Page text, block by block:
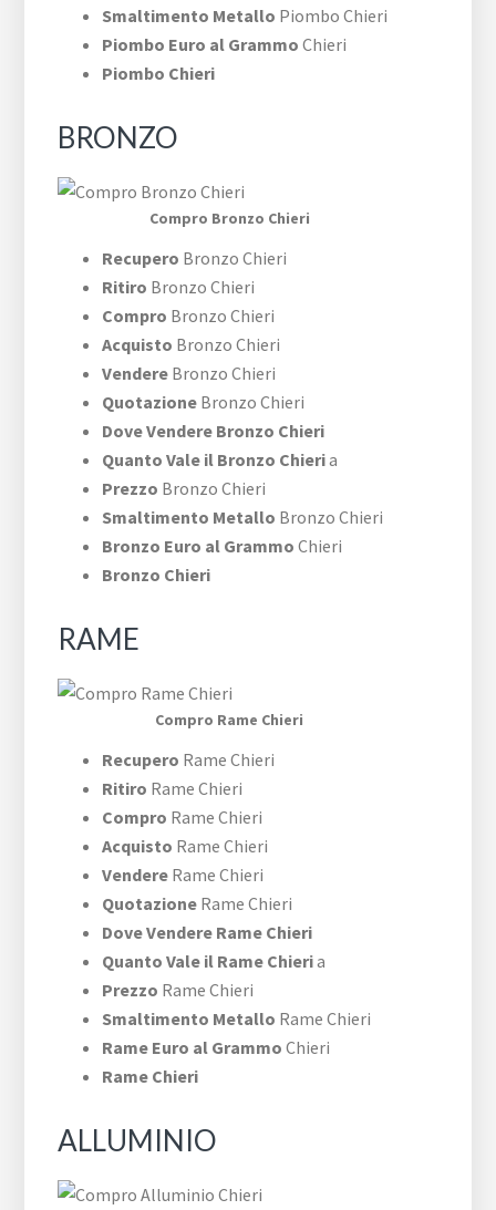
Smaltimento Metallo Piombo Chieri
Piombo Euro al Grammo Chieri
Piombo Chieri
BRONZO
Compro Bronzo Chieri
Recupero Bronzo Chieri
Ritiro Bronzo Chieri
Compro Bronzo Chieri
Acquisto Bronzo Chieri
Vendere Bronzo Chieri
Quotazione Bronzo Chieri
Dove Vendere Bronzo Chieri
Quanto Vale il Bronzo Chieria
Prezzo Bronzo Chieri
Smaltimento Metallo Bronzo Chieri
Bronzo Euro al Grammo Chieri
Bronzo Chieri
RAME
Compro Rame Chieri
Recupero Rame Chieri
Ritiro Rame Chieri
Compro Rame Chieri
Acquisto Rame Chieri
Vendere Rame Chieri
Quotazione Rame Chieri
Dove Vendere Rame Chieri
Quanto Vale il Rame Chieria
Prezzo Rame Chieri
Smaltimento Metallo Rame Chieri
Rame Euro al Grammo Chieri
Rame Chieri
ALLUMINIO